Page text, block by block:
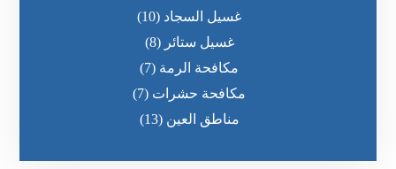
غسيل السجاد (10)
غسيل ستائر (8)
مكافحة الرمة (7)
مكافحة حشرات (7)
مناطق العين (13)